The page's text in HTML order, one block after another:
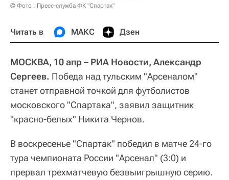
© Фото : Пресс-служба ФК "Спартак"
Читать в МАКС Дзен
МОСКВА, 10 апр – РИА Новости, Александр
Сергеев. Победа над тульским "Арсеналом"
станет отправной точкой для футболистов
московского "Спартака", заявил защитник
"красно-белых" Никита Чернов.
В воскресенье "Спартак" победил в матче 24-го
тура чемпионата России "Арсенал" (3:0) и
прервал трехматчевую безвыигрышную серию.